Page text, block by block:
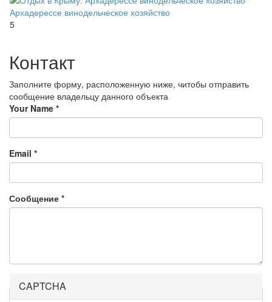
Архадерессе винодельческое хозяйство
5
Контакт
Заполните форму, расположенную ниже, читобы отправить
сообщение владельцу данного объекта
Your Name *
Email *
Сообщение *
CAPTCHA